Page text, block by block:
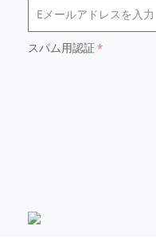
スパム用認証